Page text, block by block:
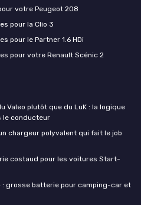
votre Peugeot 208
pour la Clio 3
pour le Partner 1.6 HDi
pour votre Renault Scénic 2
Valeo plutôt que du LuK : la logique
le conducteur
un chargeur polyvalent qui fait le job
costaud pour les voitures Start-
: grosse batterie pour camping-car et